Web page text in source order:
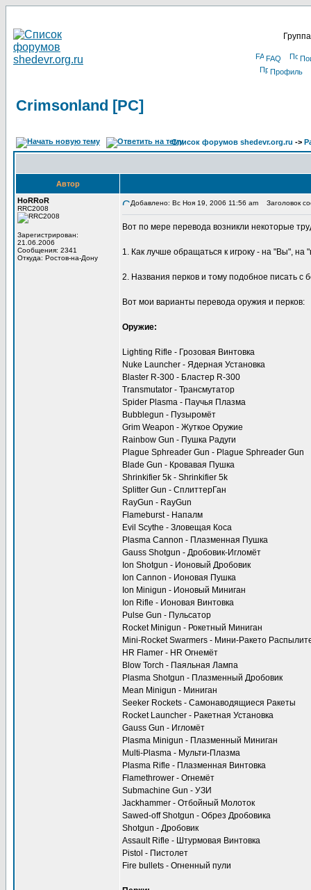
FAQ
Профиль
Crimsonland [PC]
Список форумов shedevr.org.ru ->
Автор
HoRRoR
RRC2008
Зарегистрирован:
21.06.2006
Сообщения: 2341
Откуда: Ростов-на-Дону
Добавлено: Вс Ноя 19, 2006 11:56 am Заголовок
Вот по мере перевода возникли некоторые
1. Как лучше обращаться к игроку - на "Вы", на
2. Названия перков и тому подобное писать с
Вот мои варианты перевода оружия и перков:
Оружие:
Lighting Rifle - Грозовая Винтовка
Nuke Launcher - Ядерная Установка
Blaster R-300 - Бластер R-300
Transmutator - Трансмутатор
Spider Plasma - Паучья Плазма
Bubblegun - Пузыромёт
Grim Weapon - Жуткое Оружие
Rainbow Gun - Пушка Радуги
Plague Sphreader Gun - Plague Sphreader Gun
Blade Gun - Кровавая Пушка
Shrinkifier 5k - Shrinkifier 5k
Splitter Gun - СплиттерГан
RayGun - RayGun
Flameburst - Напалм
Evil Scythe - Зловещая Коса
Plasma Cannon - Плазменная Пушка
Gauss Shotgun - Дробовик-Игломёт
Ion Shotgun - Ионовый Дробовик
Ion Cannon - Ионовая Пушка
Ion Minigun - Ионовый Миниган
Ion Rifle - Ионовая Винтовка
Pulse Gun - Пульсатор
Rocket Minigun - Рокетный Миниган
Mini-Rocket Swarmers - Мини-Ракето
HR Flamer - HR Огнемёт
Blow Torch - Паяльная Лампа
Plasma Shotgun - Плазменный Дробовик
Mean Minigun - Миниган
Seeker Rockets - Самонаводящиеся Ракеты
Rocket Launcher - Ракетная Установка
Gauss Gun - Игломёт
Plasma Minigun - Плазменный Миниган
Multi-Plasma - Мульти-Плазма
Plasma Rifle - Плазменная Винтовка
Flamethrower - Огнемёт
Submachine Gun - УЗИ
Jackhammer - Отбойный Молоток
Sawed-off Shotgun - Обрез Дробовика
Shotgun - Дробовик
Assault Rifle - Штурмовая Винтовка
Pistol - Пистолет
Fire bullets - Огненный пули